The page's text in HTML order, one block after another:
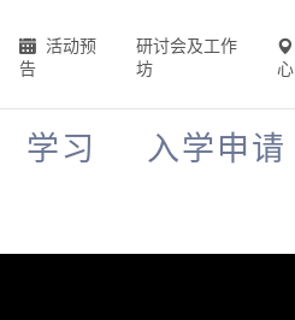
活动预
告
研讨会及工作
坊
心
学习 入学申请